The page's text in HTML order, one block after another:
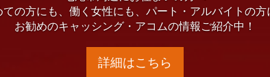
アコムのキャッシングは、ネットから24時間申込OK！
お近くのアコムATMや提携ATMからいつでも借入可能！
詳細はこちら